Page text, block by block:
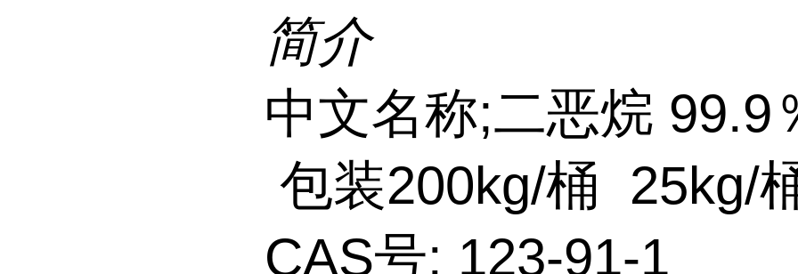
简介
中文名称;二恶烷
包装200kg/桶 25kg/
CAS号: 123-